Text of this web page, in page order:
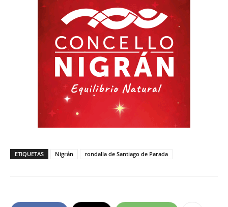
ETIQUETAS Nigrán rondalla de Santiago de Parada